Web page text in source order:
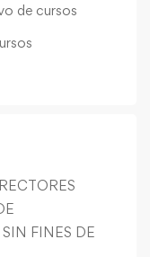
de cursos
FINES DE